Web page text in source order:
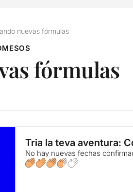
nuevas fórmulas
fórmulas
Tria la teva aventura:
No hay nuevas fechas